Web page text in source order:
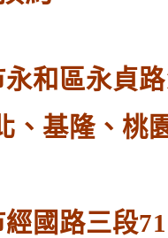
和區永貞
、基隆、桃
國路三段